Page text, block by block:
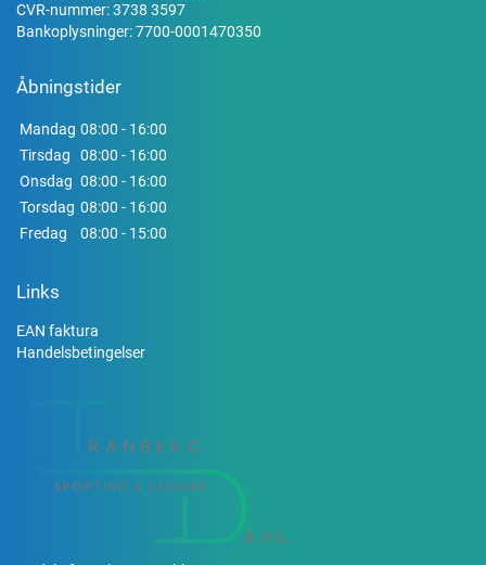
CVR-nummer: 3738 3597
Bankoplysninger: 7700-0001470350
Åbningstider
Mandag 08:00 - 16:00
Tirsdag
08:00 - 16:00
Onsdag 08:00 - 16:00
Torsdag 08:00 - 16:00
Fredag
08:00 - 15:00
Links
EAN faktura
Handelsbetingelser